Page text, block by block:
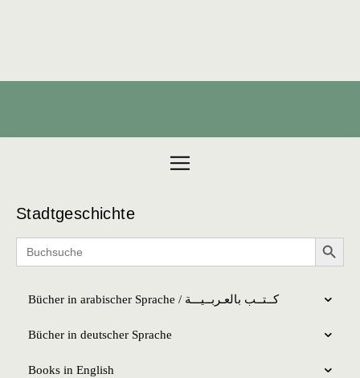
Stadtgeschichte
Search
for:
Search
Bücher in arabischer Sprache / كــتــب بالعـربــیـــة
Bücher in deutscher Sprache
Books in English